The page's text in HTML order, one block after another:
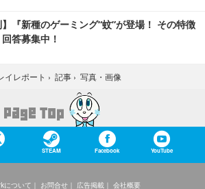
】『新種のゲーミング“蚊”が登場！ その特徴
答募集中！
イレポート › 記事 › 写真・画像
STEAM Facebook YouTube
について お問合せ 広告掲載 会社概要